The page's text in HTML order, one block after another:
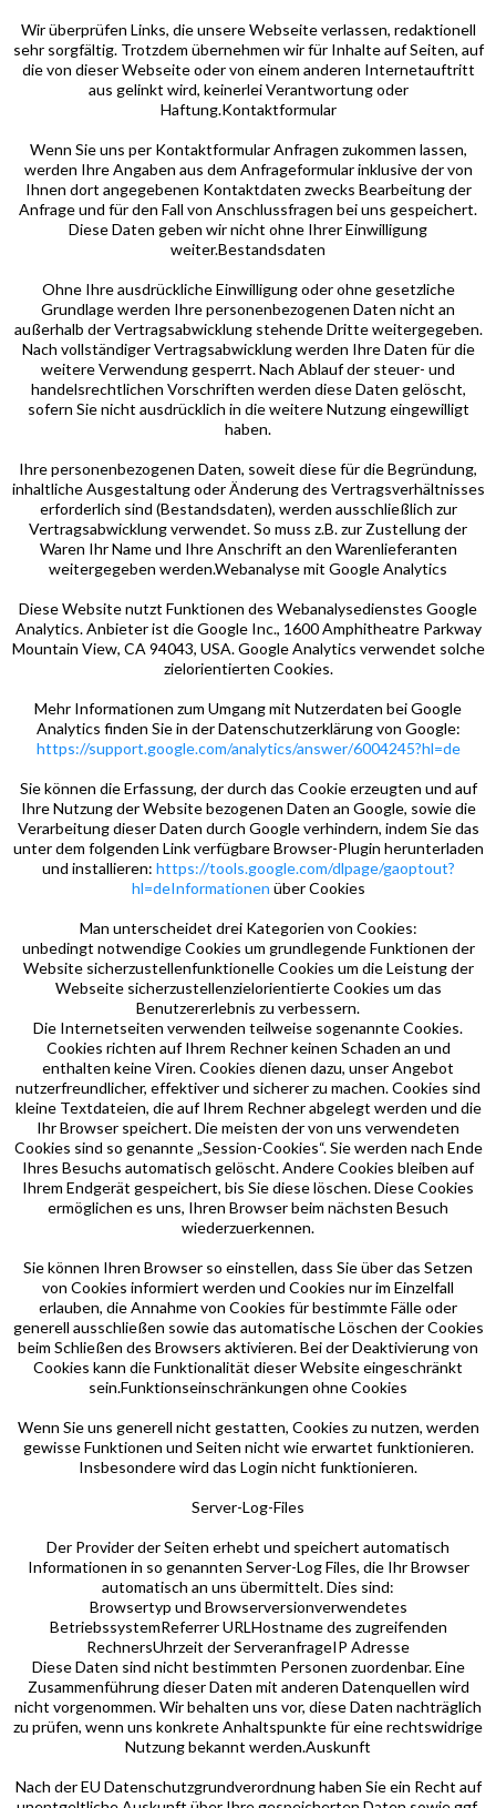
Wir überprüfen Links, die unsere Webseite verlassen, redaktionell
sehr sorgfältig. Trotzdem übernehmen wir für Inhalte auf Seiten, auf
die von dieser Webseite oder von einem anderen Internetauftritt
aus gelinkt wird, keinerlei Verantwortung oder
Haftung.Kontaktformular
Wenn Sie uns per Kontaktformular Anfragen zukommen lassen,
werden Ihre Angaben aus dem Anfrageformular inklusive der von
Ihnen dort angegebenen Kontaktdaten zwecks Bearbeitung der
Anfrage und für den Fall von Anschlussfragen bei uns gespeichert.
Diese Daten geben wir nicht ohne Ihrer Einwilligung
weiter.Bestandsdaten
Ohne Ihre ausdrückliche Einwilligung oder ohne gesetzliche
Grundlage werden Ihre personenbezogenen Daten nicht an
außerhalb der Vertragsabwicklung stehende Dritte weitergegeben.
Nach vollständiger Vertragsabwicklung werden Ihre Daten für die
weitere Verwendung gesperrt. Nach Ablauf der steuer- und
handelsrechtlichen Vorschriften werden diese Daten gelöscht,
sofern Sie nicht ausdrücklich in die weitere Nutzung eingewilligt
haben.
Ihre personenbezogenen Daten, soweit diese für die Begründung,
inhaltliche Ausgestaltung oder Änderung des Vertragsverhältnisses
erforderlich sind (Bestandsdaten), werden ausschließlich zur
Vertragsabwicklung verwendet. So muss z.B. zur Zustellung der
Waren Ihr Name und Ihre Anschrift an den Warenlieferanten
weitergegeben werden.Webanalyse mit Google Analytics
Diese Website nutzt Funktionen des Webanalysedienstes Google
Analytics. Anbieter ist die Google Inc., 1600 Amphitheatre Parkway
Mountain View, CA 94043, USA. Google Analytics verwendet solche
zielorientierten Cookies.
Mehr Informationen zum Umgang mit Nutzerdaten bei Google
Analytics finden Sie in der Datenschutzerklärung von Google:
https://support.google.com/analytics/answer/6004245?hl=de
Sie können die Erfassung, der durch das Cookie erzeugten und auf
Ihre Nutzung der Website bezogenen Daten an Google, sowie die
Verarbeitung dieser Daten durch Google verhindern, indem Sie das
unter dem folgenden Link verfügbare Browser-Plugin herunterladen
und installieren: https://tools.google.com/dlpage/gaoptout?
hl=deInformationen über Cookies
Man unterscheidet drei Kategorien von Cookies:
unbedingt notwendige Cookies um grundlegende Funktionen der
Website sicherzustellenfunktionelle Cookies um die Leistung der
Webseite sicherzustellenzielorientierte Cookies um das
Benutzererlebnis zu verbessern.
Die Internetseiten verwenden teilweise sogenannte Cookies.
Cookies richten auf Ihrem Rechner keinen Schaden an und
enthalten keine Viren. Cookies dienen dazu, unser Angebot
nutzerfreundlicher, effektiver und sicherer zu machen. Cookies sind
kleine Textdateien, die auf Ihrem Rechner abgelegt werden und die
Ihr Browser speichert. Die meisten der von uns verwendeten
Cookies sind so genannte „Session-Cookies“. Sie werden nach Ende
Ihres Besuchs automatisch gelöscht. Andere Cookies bleiben auf
Ihrem Endgerät gespeichert, bis Sie diese löschen. Diese Cookies
ermöglichen es uns, Ihren Browser beim nächsten Besuch
wiederzuerkennen.
Sie können Ihren Browser so einstellen, dass Sie über das Setzen
von Cookies informiert werden und Cookies nur im Einzelfall
erlauben, die Annahme von Cookies für bestimmte Fälle oder
generell ausschließen sowie das automatische Löschen der Cookies
beim Schließen des Browsers aktivieren. Bei der Deaktivierung von
Cookies kann die Funktionalität dieser Website eingeschränkt
sein.Funktionseinschränkungen ohne Cookies
Wenn Sie uns generell nicht gestatten, Cookies zu nutzen, werden
gewisse Funktionen und Seiten nicht wie erwartet funktionieren.
Insbesondere wird das Login nicht funktionieren.
Server-Log-Files
Der Provider der Seiten erhebt und speichert automatisch
Informationen in so genannten Server-Log Files, die Ihr Browser
automatisch an uns übermittelt. Dies sind:
Browsertyp und Browserversionverwendetes
BetriebssystemReferrer URLHostname des zugreifenden
RechnersUhrzeit der ServeranfrageIP Adresse
Diese Daten sind nicht bestimmten Personen zuordenbar. Eine
Zusammenführung dieser Daten mit anderen Datenquellen wird
nicht vorgenommen. Wir behalten uns vor, diese Daten nachträglich
zu prüfen, wenn uns konkrete Anhaltspunkte für eine rechtswidrige
Nutzung bekannt werden.Auskunft
Nach der EU Datenschutzgrundverordnung haben Sie ein Recht auf